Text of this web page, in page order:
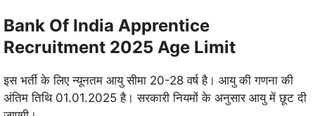
Bank Of India Apprentice
Recruitment 2025 Age Limit
इस भर्ती के लिए न्यूनतम आयु सीमा 20-28 वर्ष है। आयु की गणना की
अंतिम तिथि 01.01.2025 है। सरकारी नियमों के अनुसार आयु में छूट दी